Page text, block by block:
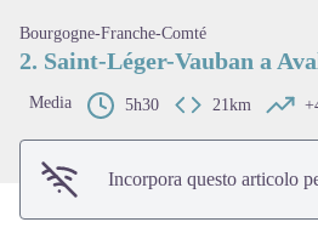
Bourgogne-Franche-Comté
2. Saint-Léger-Vauban a
Media 5h30 21km
Incorpora questo articolo